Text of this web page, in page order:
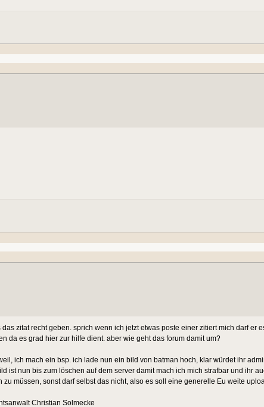
zitat recht geben. sprich wenn ich jetzt etwas poste einer zitiert mich darf er
da es grad hier zur hilfe dient. aber wie geht das forum damit um?
ich mach ein bsp. ich lade nun ein bild von batman hoch, klar würdet ihr
ist nun bis zum löschen auf dem server damit mach ich mich strafbar und ihr
müssen, sonst darf selbst das nicht, also es soll eine generelle Eu weite
Christian Solmecke